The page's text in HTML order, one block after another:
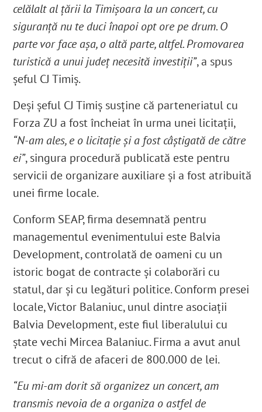
celălalt al țării la Timișoara la un concert, cu
siguranţă nu te duci înapoi opt ore pe drum. O
parte vor face așa, o altă parte, altfel. Promovarea
turistică a unui județ necesită investiții”, a spus
șeful CJ Timiș.
Deși șeful CJ Timiș susține că parteneriatul cu
Forza ZU a fost încheiat în urma unei licitații,
“N-am ales, e o licitație și a fost câștigată de către
ei”, singura procedură publicată este pentru
servicii de organizare auxiliare și a fost atribuită
unei firme locale.
Conform SEAP, firma desemnată pentru
managementul evenimentului este Balvia
Development, controlată de oameni cu un
istoric bogat de contracte și colaborări cu
statul, dar și cu legături politice. Conform presei
locale, Victor Balaniuc, unul dintre asociații
Balvia Development, este fiul liberalului cu
ștate vechi Mircea Balaniuc.Firma a avut anul
trecut o cifră de afaceri de 800.000 de lei.
“Eu mi-am dorit să organizez un concert, am
transmis nevoia de a organiza o astfel de